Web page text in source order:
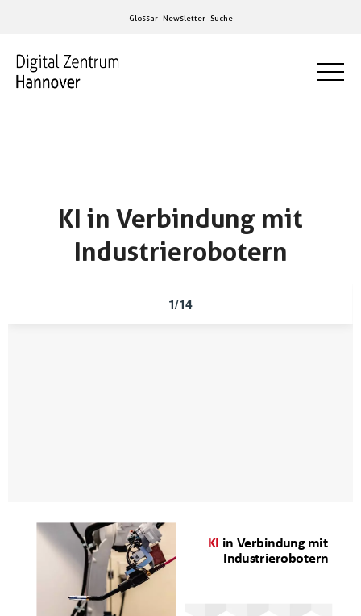
Glossar Newsletter Suche
KI in Verbindung mit
Industrierobotern